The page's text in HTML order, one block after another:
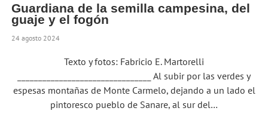
Guardiana de la semilla campesina, del
guaje y el fogón
24 agosto 2024
Texto y fotos: Fabricio E. Martorelli
________________________________ Al subir por las verdes y
espesas montañas de Monte Carmelo, dejando a un lado el
pintoresco pueblo de Sanare, al sur del…